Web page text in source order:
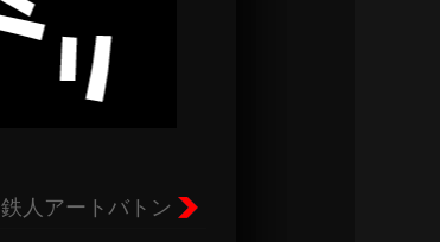
鉄人アートバトン